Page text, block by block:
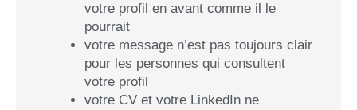
votre profil en avant comme il le
pourrait
votre message n’est pas toujours clair
pour les personnes qui consultent
votre profil
votre CV et votre LinkedIn ne